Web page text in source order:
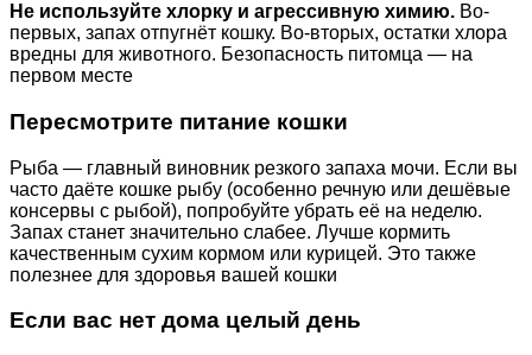
Не используйте хлорку и агрессивную химию. Во-
первых, запах отпугнёт кошку. Во-вторых, остатки хлора
вредны для животного. Безопасность питомца — на
первом месте
Пересмотрите питание кошки
Рыба — главный виновник резкого запаха мочи. Если вы
часто даёте кошке рыбу (особенно речную или дешёвые
консервы с рыбой), попробуйте убрать её на неделю.
Запах станет значительно слабее. Лучше кормить
качественным сухим кормом или курицей. Это также
полезнее для здоровья вашей кошки
Если вас нет дома целый день